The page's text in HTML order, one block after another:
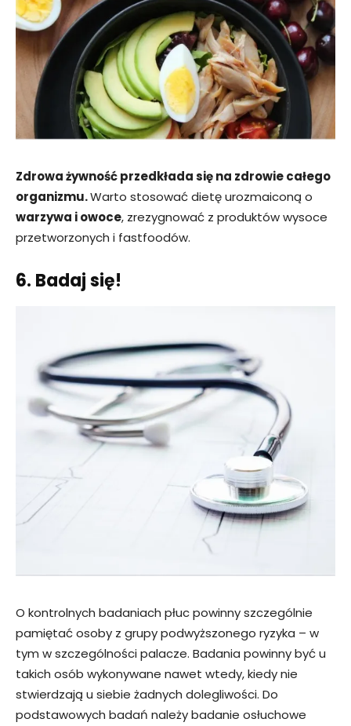
Zdrowa żywność przedkłada się na zdrowie całego
organizmu.Warto stosować dietę urozmaiconą o
warzywa i owoce, zrezygnować z produktów wysoce
przetworzonych i fastfoodów.
6. Badaj się!
O kontrolnych badaniach płuc powinny szczególnie
pamiętać osoby z grupy podwyższonego ryzyka – w
tym w szczególności palacze. Badania powinny być u
takich osób wykonywane nawet wtedy, kiedy nie
stwierdzają u siebie żadnych dolegliwości. Do
podstawowych badań należy badanie osłuchowe